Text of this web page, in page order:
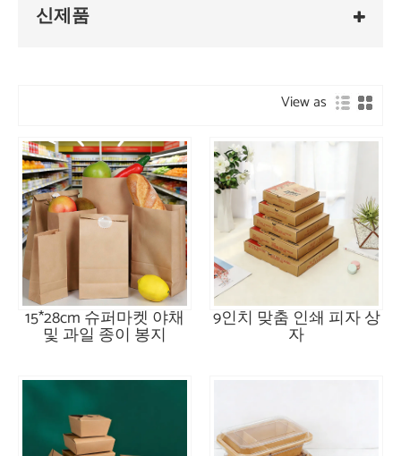
신제품
View as
15*28cm 슈퍼마켓 야채
및 과일 종이 봉지
9인치 맞춤 인쇄 피자 상
자